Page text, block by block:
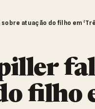
atuação do filho em
filho